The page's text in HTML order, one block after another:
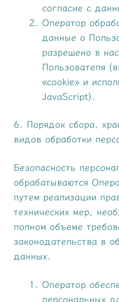
согласие с
Оператор
данные о
разрешено в
Пользователя
«cookie» и
JavaScript).
6. Порядок сбора,
видов обработки
Безопасность
обрабатываются
путем реализации
технических мер,
полном объеме
законодательства в
данных.
Оператор
персональных